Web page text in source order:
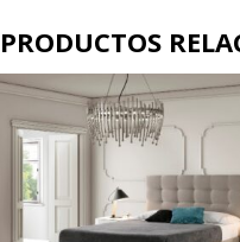
PRODUCTOS